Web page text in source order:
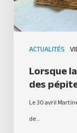
ACTUALITÉS
Lorsque
des
Le 30 avril
de…